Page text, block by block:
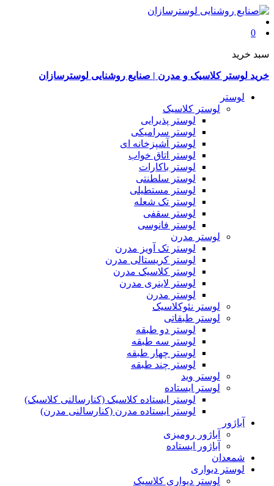
0
سبد خرید
خرید لوستر کلاسیک و مدرن | صنایع روشنایی لوسترسازان
لوستر
لوستر کلاسیک
لوستر پذیرایی
لوستر سرامیکی
لوستر آشپزخانه ای
لوستر اتاق خواب
لوستر باکارات
لوستر سلطنتی
لوستر مستطیلی
لوستر تک شعله
لوستر سقفی
لوستر فانوسی
لوستر مدرن
لوستر تک آویز مدرن
لوستر کریستالی مدرن
لوستر کلاسیک مدرن
لوستر لاینری مدرن
لوستر مدرن
لوستر نئوکلاسیک
لوستر طبقاتی
لوستر دو طبقه
لوستر سه طبقه
لوستر چهار طبقه
لوستر چند طبقه
لوستر وید
لوستر ایستاده
لوستر ایستاده کلاسیک (کنارسالنی کلاسیک)
لوستر ایستاده مدرن (کنارسالنی مدرن)
آباژور
آباژور رومیزی
آباژور ایستاده
شمعدان
لوستر دیواری
لوستر دیواری کلاسیک